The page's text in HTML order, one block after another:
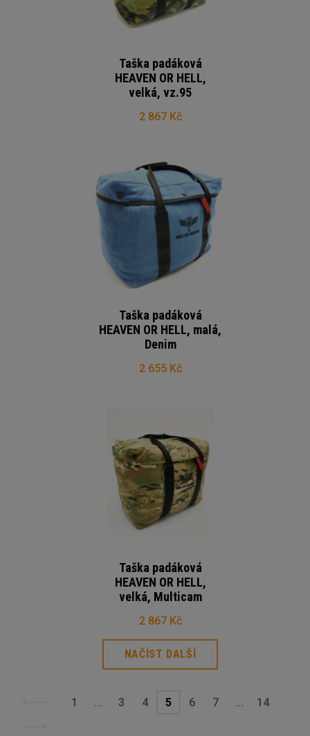
Taška padáková
HEAVEN OR HELL,
velká, vz.95
2 867 Kč
Taška padáková
HEAVEN OR HELL, malá,
Denim
2 655 Kč
Taška padáková
HEAVEN OR HELL,
velká, Multicam
2 867 Kč
NAČÍST DALŠÍ
1 ... 3 4 5 6 7 ... 14